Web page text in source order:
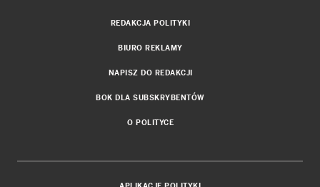
REDAKCJA POLITYKI
BIURO REKLAMY
NAPISZ DO REDAKCJI
BOK DLA SUBSKRYBENTÓW
O POLITYCE